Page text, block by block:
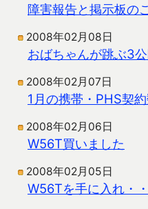
障害報告と掲示板の
2008年02月08日
おばちゃんが跳ぶ3
2008年02月07日
1月の携帯・PHS契
2008年02月06日
W56T買いました
2008年02月05日
W56Tを手に入れ・・